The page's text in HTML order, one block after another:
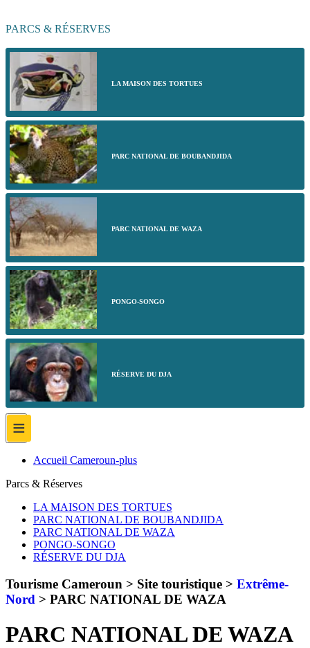
PARCS & RÉSERVES
LA MAISON DES TORTUES
PARC NATIONAL DE BOUBANDJIDA
PARC NATIONAL DE WAZA
PONGO-SONGO
RÉSERVE DU DJA
≡
Accueil Cameroun-plus
Parcs & Réserves
LA MAISON DES TORTUES
PARC NATIONAL DE BOUBANDJIDA
PARC NATIONAL DE WAZA
PONGO-SONGO
RÉSERVE DU DJA
Tourisme Cameroun > Site touristique > Extrême-
Nord > PARC NATIONAL DE WAZA
PARC NATIONAL DE WAZA